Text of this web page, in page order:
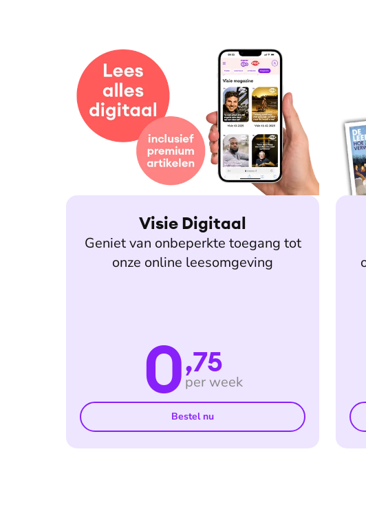
Visie Digitaal
Geniet van onbeperkte toegang tot
onze online leesomgeving
0,75
per week
Bestel nu